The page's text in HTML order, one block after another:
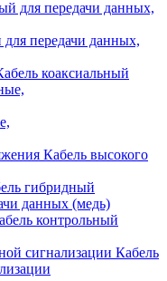
передачи данных,
коаксиальный
Кабель высокого
гибридный
данных (медь)
контрольный
Кабель